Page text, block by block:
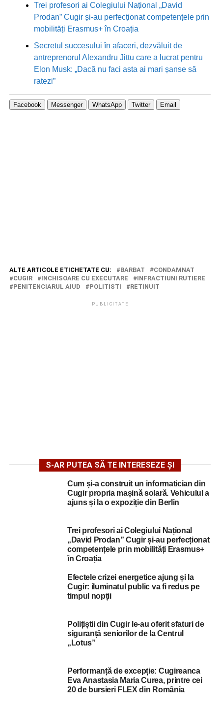
Trei profesori ai Colegiului Național „David
Prodan” Cugir și-au perfecționat competențele prin
mobilități Erasmus+ în Croația
Secretul succesului în afaceri, dezvăluit de
antreprenorul Alexandru Jittu care a lucrat pentru
Elon Musk: „Dacă nu faci asta ai mari șanse să
ratezi”
Facebook Messenger WhatsApp Twitter Email
ALTE ARTICOLE ETICHETATE CU: BARBAT
CONDAMNAT
CUGIR
INCHISOARE CU EXECUTARE
INFRACTIUNI RUTIERE
PENITENCIARUL AIUD
POLITISTI RETINUIT
PUBLICITATE
S-AR PUTEA SĂ TE INTERESEZE ȘI
Cum și-a construit un informatician din
Cugir propria mașină solară. Vehiculul a
ajuns și la o expoziție din Berlin
Trei profesori ai Colegiului Național
„David Prodan” Cugir și-au perfecționat
competențele prin mobilități Erasmus+
în Croația
Efectele crizei energetice ajung și la
Cugir: iluminatul public va fi redus pe
timpul nopții
Polițiștii din Cugir le-au oferit sfaturi de
siguranță seniorilor de la Centrul
„Lotus”
Performanță de excepție: Cugireanca
Eva Anastasia Maria Curea, printre cei
20 de bursieri FLEX din România